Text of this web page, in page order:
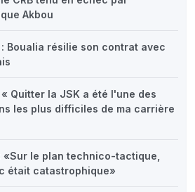
Akbou
Boualia résilie son contrat avec
« Quitter la JSK a été l'une des
les plus difficiles de ma carrière
«Sur le plan technico-tactique,
était catastrophique»